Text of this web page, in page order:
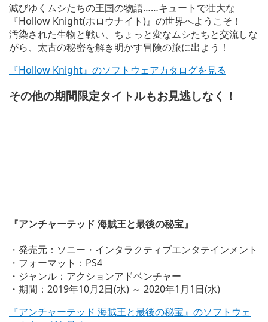
滅びゆくムシたちの王国の物語……キュートで壮大な
『Hollow Knight(ホロウナイト)』の世界へようこそ！
汚染された生物と戦い、ちょっと変なムシたちと交流しな
がら、太古の秘密を解き明かす冒険の旅に出よう！
『Hollow Knight』のソフトウェアカタログを見る
その他の期間限定タイトルもお見逃しなく！
『アンチャーテッド 海賊王と最後の秘宝』
・発売元：ソニー・インタラクティブエンタテインメント
・フォーマット：PS4
・ジャンル：アクションアドベンチャー
・期間：2019年10月2日(水) ～ 2020年1月1日(水)
『アンチャーテッド 海賊王と最後の秘宝』のソフトウェ